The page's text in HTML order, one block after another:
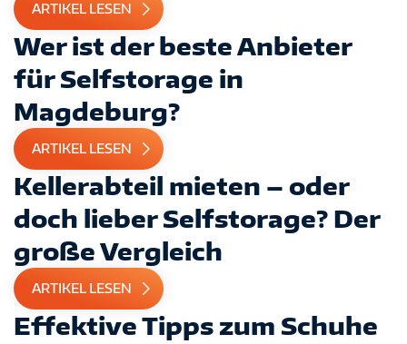
ARTIKEL LESEN
Wer ist der beste Anbieter
für Selfstorage in
Magdeburg?
ARTIKEL LESEN
Kellerabteil mieten – oder
doch lieber Selfstorage? Der
große Vergleich
ARTIKEL LESEN
Effektive Tipps zum Schuhe